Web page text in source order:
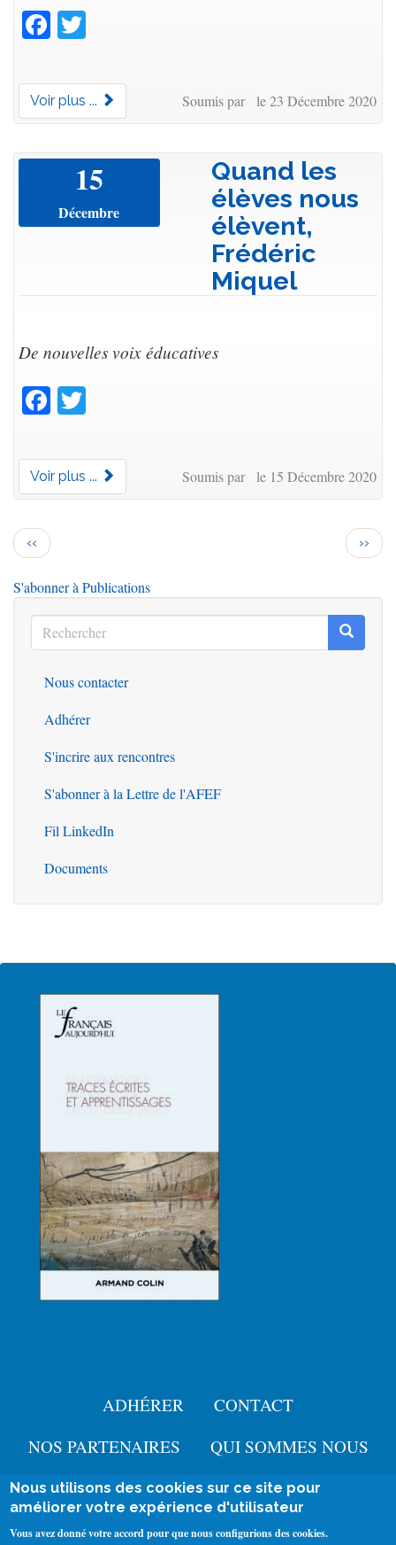
Facebook
Voir plus ... Soumis par le 23 Décembre 2020
15
Décembre
Quand les
élèves nous
élèvent,
Frédéric
Miquel
De nouvelles voix éducatives
Facebook
Voir plus ... Soumis par le 15 Décembre 2020
Pagination
Page
précédente
‹‹
Page
››
S'abonner à Publications
Rechercher
Rechercher
Outils
Nous contacter
Adhérer
S'incrire aux rencontres
S'abonner à la Lettre de l'AFEF
Fil LinkedIn
Documents
Pied
de
page
ADHÉRER
CONTACT
NOS PARTENAIRES
QUI SOMMES NOUS
Mentions légales
User
account
Se connecter
Nous utilisons des cookies sur ce site pour
améliorer votre expérience d'utilisateur
Vous avez donné votre accord pour que nous configurions des cookies.